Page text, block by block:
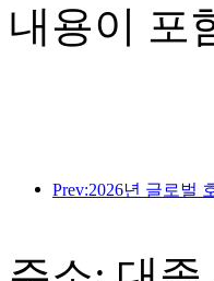
내용이 포